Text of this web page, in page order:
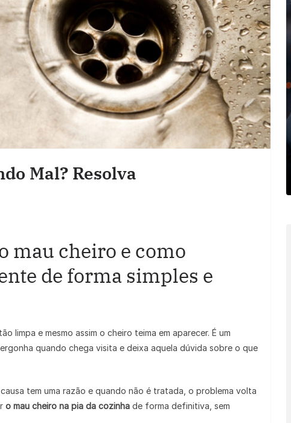
Mal? Resolva
mau cheiro e como
de forma simples e
limpa e mesmo assim o cheiro teima em aparecer. É um
quando chega visita e deixa aquela dúvida sobre o que
tem uma razão e quando não é tratada, o problema volta
o mau cheiro na pia da cozinha de forma definitiva, sem